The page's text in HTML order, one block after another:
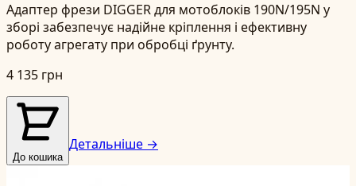
Адаптер фрези DIGGER для мотоблоків 190N/195N у
зборі забезпечує надійне кріплення і ефективну
роботу агрегату при обробці ґрунту.
4 135 грн
До кошика
Детальніше →